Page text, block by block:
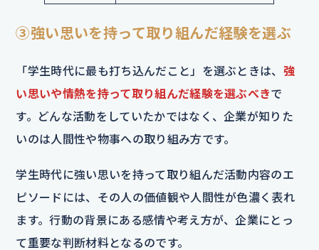
③強い思いを持って取り組んだ経験を選ぶ
「学生時代に最も打ち込んだこと」を選ぶときは、 強
い思いや情熱を持って取り組んだ経験を選ぶべきで
す。どんな活動をしていたかではなく、企業が知りた
いのは人間性や物事への取り組み方です。
学生時代に強い思いを持って取り組んだ活動内容のエ
ピソードには、その人の価値観や人間性が色濃く表れ
ます。行動の背景にある感情や考え方が、企業にとっ
て重要な判断材料となるのです。